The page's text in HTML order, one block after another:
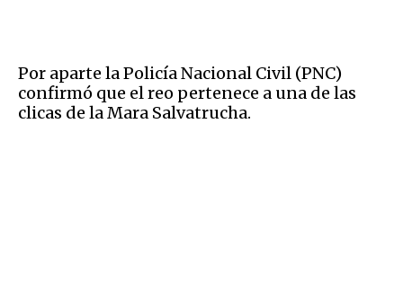
Por aparte la Policía Nacional Civil (PNC)
confirmó que el reo pertenece a una de las
clicas de la Mara Salvatrucha.